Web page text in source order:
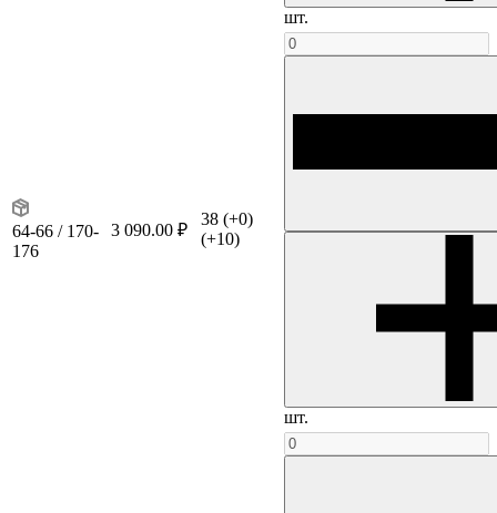
шт.
64-66 / 170-
176
3 090.00 ₽
38 (+0)
(+10)
шт.